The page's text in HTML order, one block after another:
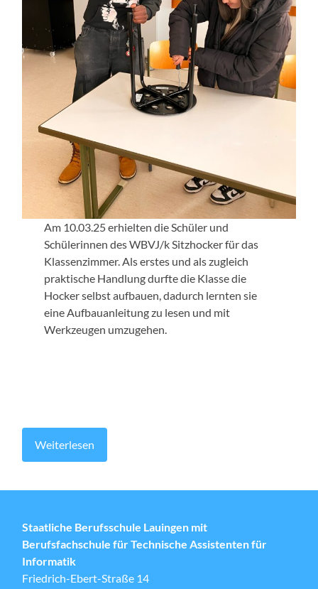
Am 10.03.25 erhielten die Schüler und
Schülerinnen des WBVJ/k Sitzhocker für das
Klassenzimmer. Als erstes und als zugleich
praktische Handlung durfte die Klasse die
Hocker selbst aufbauen, dadurch lernten sie
eine Aufbauanleitung zu lesen und mit
Werkzeugen umzugehen.
Weiterlesen
Staatliche Berufsschule Lauingen mit
Berufsfachschule für Technische Assistenten für
Informatik
Friedrich-Ebert-Straße 14